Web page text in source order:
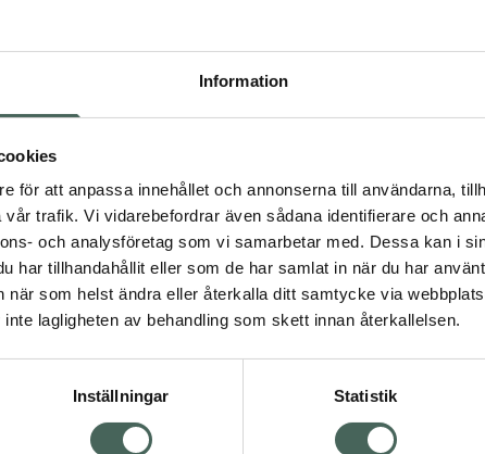
Information
för att anpassa innehållet och annonserna till användarna,
trafik. Vi vidarebefordrar även sådana identifierare och
och analysföretag som vi samarbetar med. Dessa kan i
har tillhandahållit eller som de har samlat in när du har
när som helst ändra eller återkalla ditt samtycke via
lagligheten av behandling som skett innan återkallelsen.
Inställningar Statistik
Oavsett om du
sig Satisfyer
design ger extra
stunder i duschen
och miljövänlig.
tryckvågsteknik och
JaBatterityp: